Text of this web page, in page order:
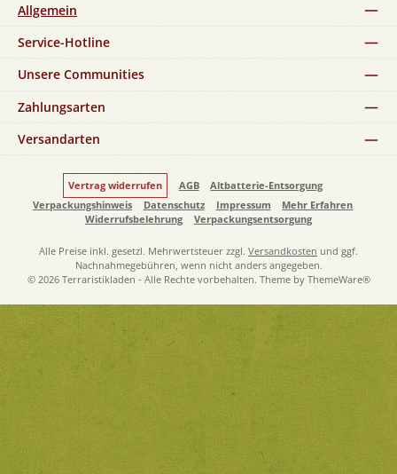
Allgemein
Service-Hotline
Unsere Communities
Zahlungsarten
Versandarten
Vertrag widerrufen AGB
Altbatterie-Entsorgung
Verpackungshinweis
Datenschutz Impressum
Mehr Erfahren
Widerrufsbelehrung
Verpackungsentsorgung
Alle Preise inkl. gesetzl. Mehrwertsteuer zzgl. Versandkosten und ggf.
Nachnahmegebühren, wenn nicht anders angegeben.
© 2026 Terraristikladen - Alle Rechte vorbehalten. Theme by ThemeWare®